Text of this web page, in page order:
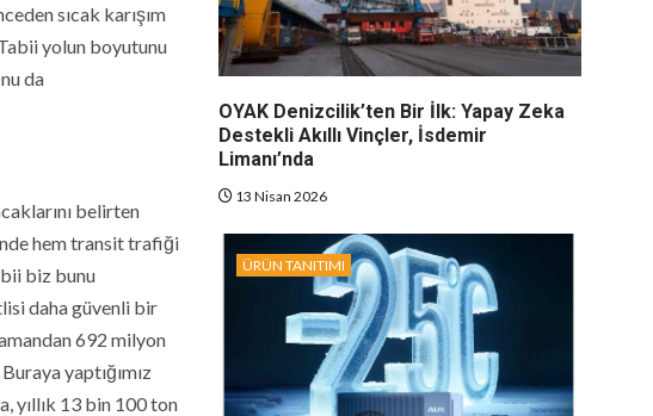
sıcak karışım
yolun boyutunu
da
belirten
hem transit trafiği
biz bunu
daha güvenli bir
692 milyon
yaptığımız
yıllık 13 bin 100 ton
OYAK Denizcilik’ten Bir İlk: Yapay Zeka
Destekli Akıllı Vinçler, İsdemir
Limanı’nda
13 Nisan 2026
ÜRÜN TANITIMI